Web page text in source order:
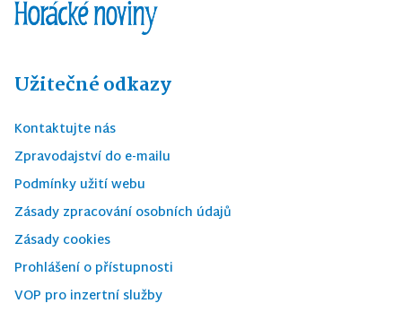
Užitečné odkazy
Kontaktujte nás
Zpravodajství do e-mailu
Podmínky užití webu
Zásady zpracování osobních údajů
Zásady cookies
Prohlášení o přístupnosti
VOP pro inzertní služby